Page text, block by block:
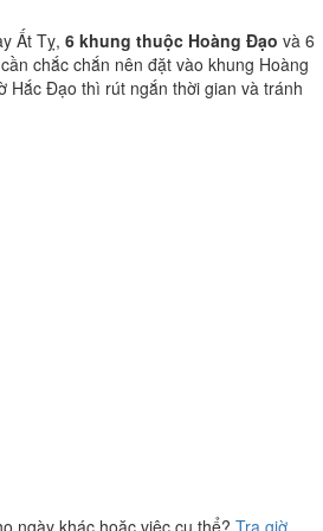
Ất Tỵ, 6 khung thuộc Hoàng Đạo và 6
chắc chắn nên đặt vào khung Hoàng
Hắc Đạo thì rút ngắn thời gian và tránh
ngày khác hoặc việc cụ thể? Tra giờ